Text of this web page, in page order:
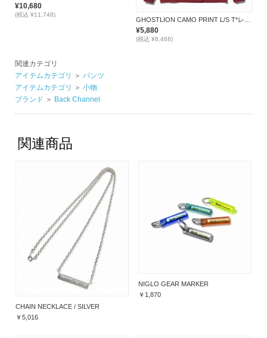
¥10,680
(税込 ¥11,748)
GHOSTLION CAMO PRINT L/S T*レッド*
¥5,880
(税込 ¥6,468)
関連カテゴリ
アイテムカテゴリ
＞ パンツ
アイテムカテゴリ
＞ 小物
ブランド ＞ Back Channel
関連商品
CHAIN NECKLACE / SILVER
￥5,016
NIGLO GEAR MARKER
￥1,870